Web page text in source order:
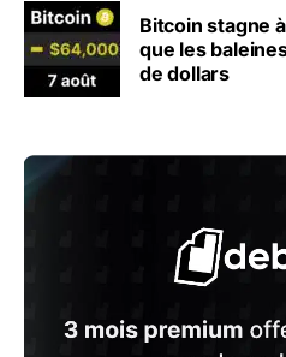
Bitcoin stagne
que les
de dollars